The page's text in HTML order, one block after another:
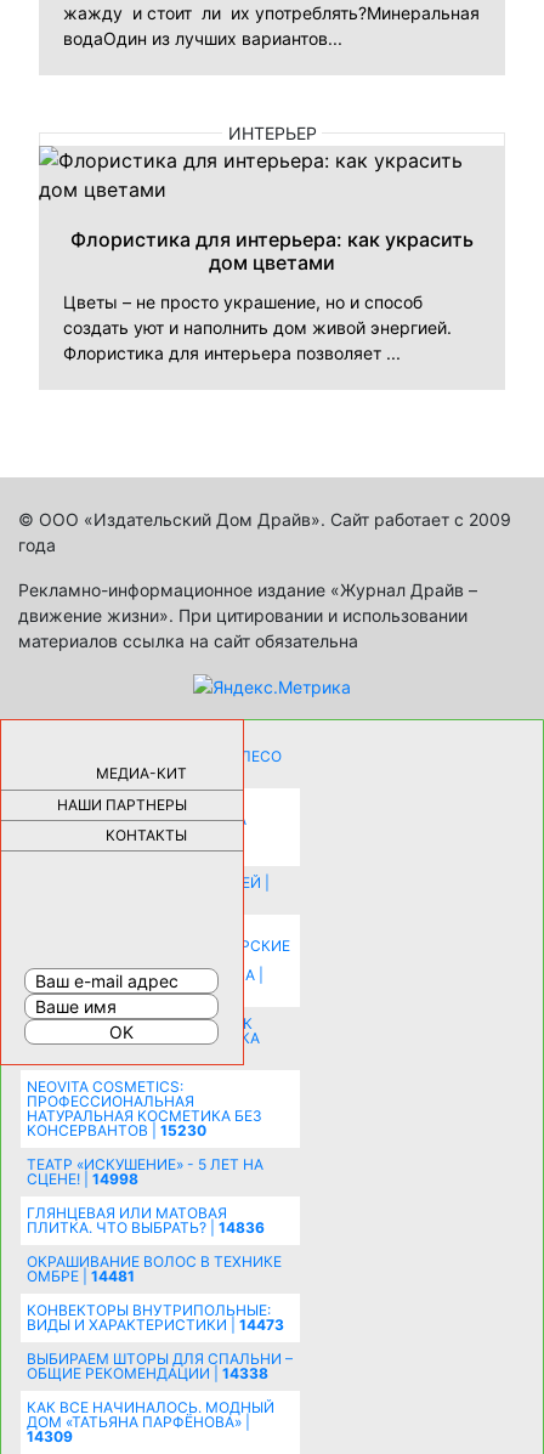
жажду и стоит ли их употреблять?Минеральная
водаОдин из лучших вариантов...
ИНТЕРЬЕР
Флористика для интерьера: как украсить
дом цветами
Цветы – не просто украшение, но и способ
создать уют и наполнить дом живой энергией.
Флористика для интерьера позволяет ...
© ООО «Издательский Дом Драйв». Сайт работает с 2009
года
Рекламно-информационное издание «Журнал Драйв –
движение жизни». При цитировании и использовании
материалов ссылка на сайт обязательна
МЕДИА-КИТ
НАШИ ПАРТНЕРЫ
КОНТАКТЫ
КАК ДЕВУШКЕ ПОМЕНЯТЬ КОЛЕСО
НА АВТОМОБИЛЕ |69181
НОВЫЕ РАЗРАБОТКИ ДЛЯ
ОЗДОРОВЛЕНИЯ ОРГАНИЗМА
ПЛАТФОРМА ШУМАННА 3Д И
КАПСУЛА ЗДОРОВЬЯ |28291
ИСТОРИЯ НАКЛАДНЫХ НОГТЕЙ |
КОМНАТУ: ХИТРЫЕ ДИЗАЙНЕРСКИЕ
РАСШИРЕНИЯ ПРОСТРАНСТВА |
16200
СОБИРАЕМСЯ НА ПРАЗДНИК К
МОЛОДОЖЕНАМ: ПОДГОТОВКА
NEOVITA COSMETICS:
ПРОФЕССИОНАЛЬНАЯ
НАТУРАЛЬНАЯ КОСМЕТИКА БЕЗ
КОНСЕРВАНТОВ | 15230
ТЕАТР «ИСКУШЕНИЕ» - 5 ЛЕТ НА
СЦЕНЕ! | 14998
ГЛЯНЦЕВАЯ ИЛИ МАТОВАЯ
ПЛИТКА. ЧТО ВЫБРАТЬ? | 14836
ОКРАШИВАНИЕ ВОЛОС В ТЕХНИКЕ
ОМБРЕ | 14481
КОНВЕКТОРЫ ВНУТРИПОЛЬНЫЕ:
ВИДЫ И ХАРАКТЕРИСТИКИ | 14473
ВЫБИРАЕМ ШТОРЫ ДЛЯ СПАЛЬНИ –
ОБЩИЕ РЕКОМЕНДАЦИИ | 14338
КАК ВСЕ НАЧИНАЛОСЬ. МОДНЫЙ
ДОМ «ТАТЬЯНА ПАРФЁНОВА» |
14309